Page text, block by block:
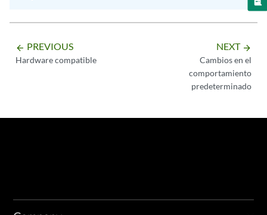
arrow_backward PREVIOUS
Hardware compatible
NEXT arrow_forward
Cambios en el
comportamiento
predeterminado